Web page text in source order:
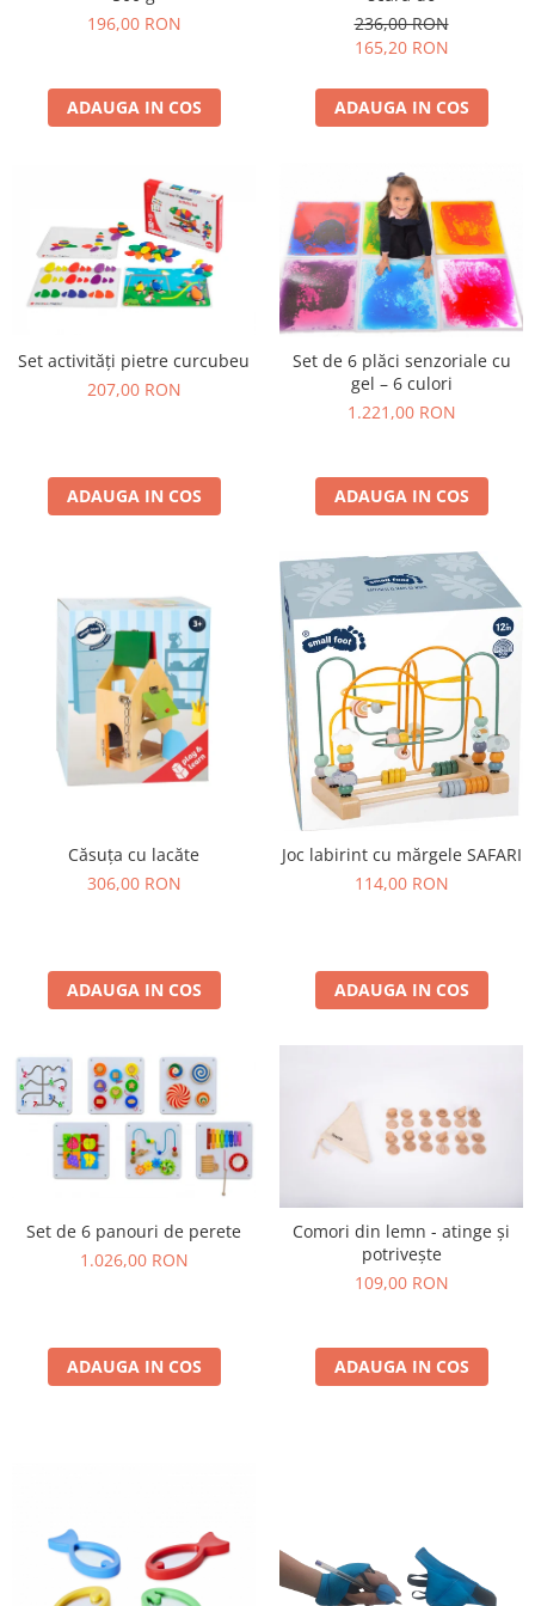
196,00 RON
ADAUGA IN COS
236,00 RON
165,20 RON
ADAUGA IN COS
Set activități pietre curcubeu
207,00 RON
ADAUGA IN COS
Set de 6 plăci senzoriale cu
gel – 6 culori
1.221,00 RON
ADAUGA IN COS
Căsuța cu lacăte
306,00 RON
ADAUGA IN COS
Joc labirint cu mărgele SAFARI
114,00 RON
ADAUGA IN COS
Set de 6 panouri de perete
1.026,00 RON
ADAUGA IN COS
Comori din lemn - atinge și
potrivește
109,00 RON
ADAUGA IN COS